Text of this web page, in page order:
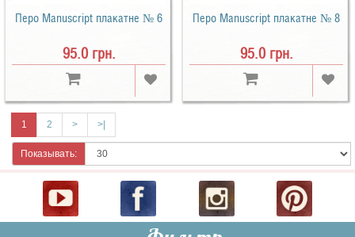
Перо Manuscript плакатне № 6
95.0 грн.
Перо Manuscript плакатне № 8
95.0 грн.
1 2 > >|
Показывать: